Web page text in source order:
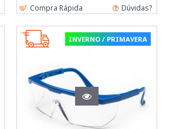
Compra Rápida Dúvidas?
INVERNO / PRIMAVERA